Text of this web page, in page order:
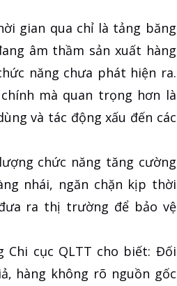
gian qua chỉ là tảng băng
âm thầm sản xuất hàng
năng chưa phát hiện ra.
mà quan trọng hơn là
và tác động xấu đến các
chức năng tăng cường
nhái, ngăn chặn kịp thời
ra thị trường để bảo vệ
Chi cục QLTT cho biết: Đối
hàng không rõ nguồn gốc